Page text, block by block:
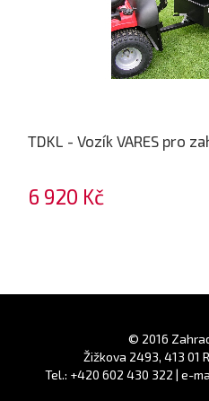
TDKL - Vozík VARES pro
6 920 Kč
© 2016
Žižkova 2493, 413 01
Tel.: +420 602 430 322 | e-